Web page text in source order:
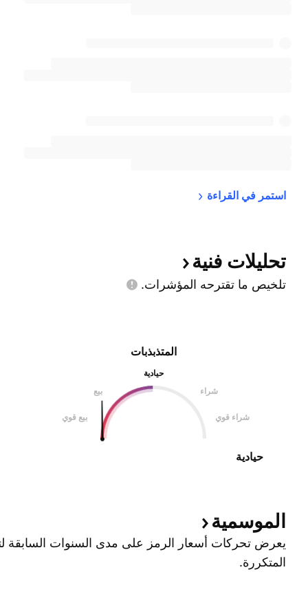
استمر في القراءة
تحليلات فنية
تلخيص ما تقترحه المؤشرات.
المتذبذبات
حيادية
بيع
شراء
بيع قوي شراء قوي
حيادية
الموسمية
يعرض تحركات أسعار الرمز على مدى السنوات السابقة
المتكررة.